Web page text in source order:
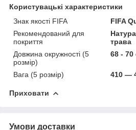
Користувацькі характеристики
Знак якості FIFA
FIFA
Рекомендований для
покриття
трава
Довжина окружності (5
розмір)
68 - 70
Вага (5 розмір) 410 —
Приховати
Умови доставки